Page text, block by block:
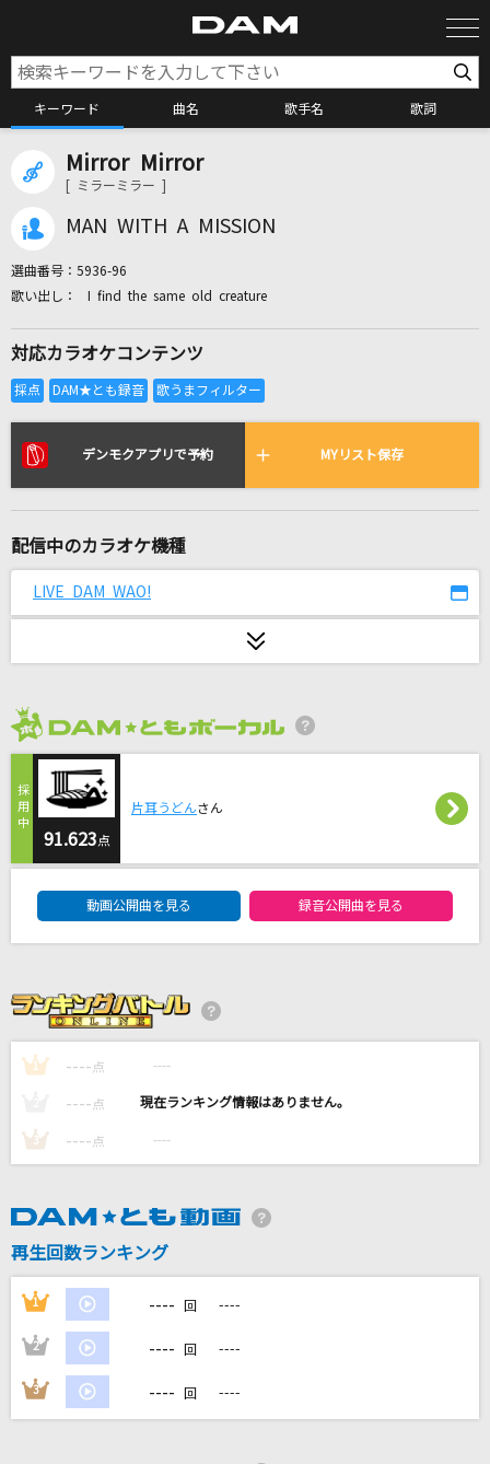
キーワード 曲名 歌手名 歌詞
カラオケ検索
全国りれき
リアルタイムで歌われている曲の一覧
あいつら全員同窓会
YUME日和
DECO*27
シングルベッド
[生音]斜陽
ヨルシカ
Infinity karat
七海うらら
花束
back number
hedonist.
[生音]ふわふわ時間
放課後ティータイム
DAMの新曲・ランキングなど
Mirror Mirror
[ ミラーミラー ]
MAN WITH A MISSION
選曲番号： 5936-96
I find the same old creature
対応カラオケコンテンツ
デンモクアプリで予約 MYリスト保存
配信中のカラオケ機種
LIVE DAM WAO!
91.623点
片耳うどんさん
動画公開曲を見る 録音公開曲を見る
1 ---- 点 ----
---- 点 ----
3 ---- 点 ----
再生回数ランキング
1 ---- 回 ----
2 ---- 回 ----
3 ---- 回 ----